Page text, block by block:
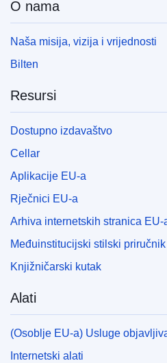
O nama
Naša misija, vizija i vrijednosti
Bilten
Resursi
Dostupno izdavaštvo
Cellar
Aplikacije EU-a
Rječnici EU-a
Arhiva internetskih stranica EU-
Međuinstitucijski stilski priručnik
Knjižničarski kutak
Alati
(Osoblje EU-a) Usluge
Internetski alati